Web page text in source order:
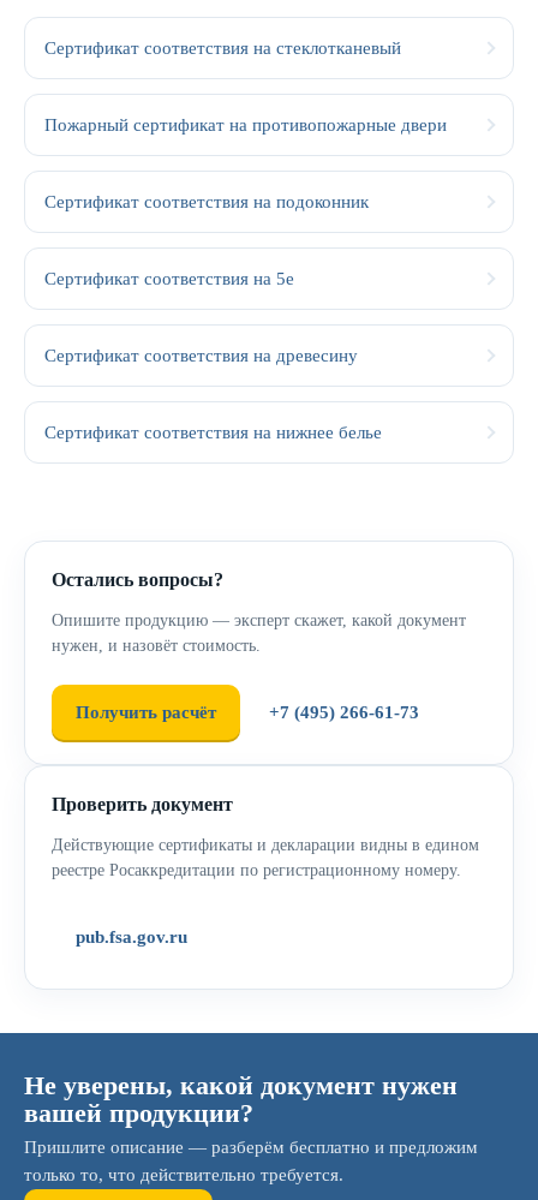
Сертификат соответствия на стеклотканевый
Пожарный сертификат на противопожарные двери
Сертификат соответствия на подоконник
Сертификат соответствия на 5e
Сертификат соответствия на древесину
Сертификат соответствия на нижнее белье
Остались вопросы?
Опишите продукцию — эксперт скажет, какой документ
нужен, и назовёт стоимость.
Получить расчёт +7 (495) 266-61-73
Проверить документ
Действующие сертификаты и декларации видны в едином
реестре Росаккредитации по регистрационному номеру.
pub.fsa.gov.ru
Не уверены, какой документ нужен
вашей продукции?
Пришлите описание — разберём бесплатно и предложим
только то, что действительно требуется.